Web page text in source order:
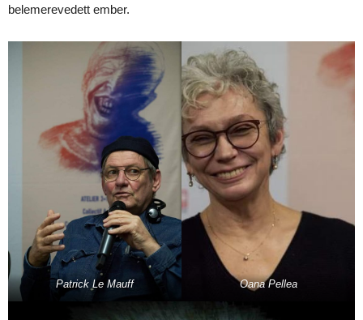
belemerevedett ember.
Patrick Le Mauff Oana Pellea